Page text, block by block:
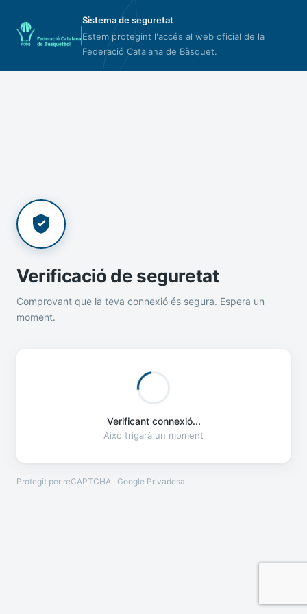
Sistema de seguretat
Estem protegint l'accés al web oficial de la
Federació Catalana de Bàsquet.
Verificació de seguretat
Comprovant que la teva connexió és segura. Espera un
moment.
Verificant connexió...
Això trigarà un moment
Protegit per reCAPTCHA · Google Privadesa